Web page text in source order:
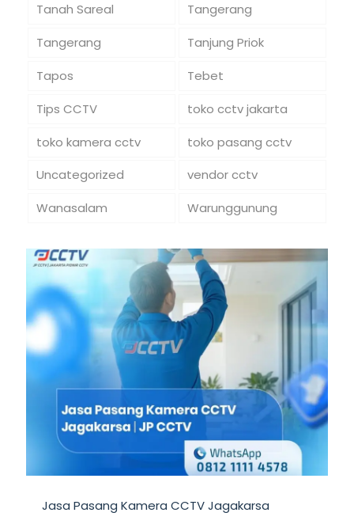
Tanah Sareal
Tangerang
Tangerang
Tanjung Priok
Tapos
Tebet
Tips CCTV
toko cctv jakarta
toko kamera cctv
toko pasang cctv
Uncategorized
vendor cctv
Wanasalam
Warunggunung
Jasa Pasang Kamera CCTV Jagakarsa